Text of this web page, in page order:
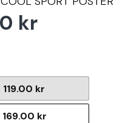
kr
119.00 kr
169.00 kr